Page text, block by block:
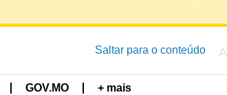
Saltar para o conteúdo A
GOV.MO + mais